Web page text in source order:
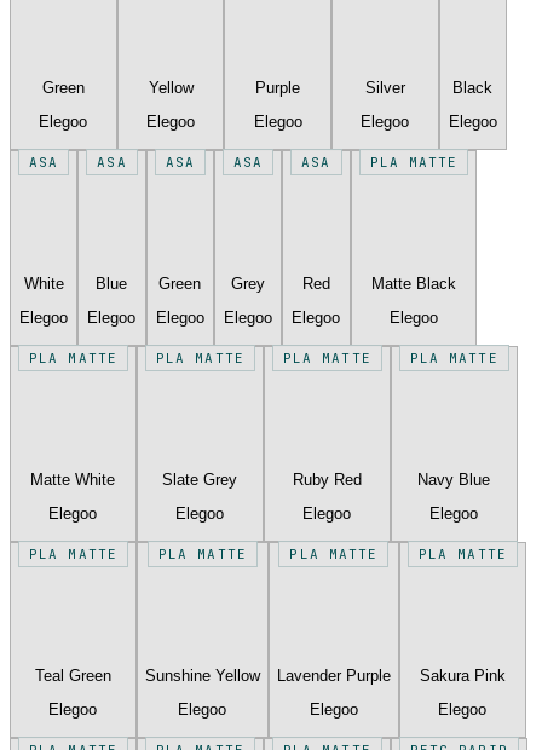
Green
Elegoo
Yellow
Elegoo
Purple
Elegoo
Silver
Elegoo
Black
Elegoo
ASA
White
Elegoo
ASA
Blue
Elegoo
ASA
Green
Elegoo
ASA
Grey
Elegoo
ASA
Red
Elegoo
PLA MATTE
Matte Black
Elegoo
PLA MATTE
Matte White
Elegoo
PLA MATTE
Slate Grey
Elegoo
PLA MATTE
Ruby Red
Elegoo
PLA MATTE
Navy Blue
Elegoo
PLA MATTE
Teal Green
Elegoo
PLA MATTE
Sunshine Yellow
Elegoo
PLA MATTE
Lavender Purple
Elegoo
PLA MATTE
Sakura Pink
Elegoo